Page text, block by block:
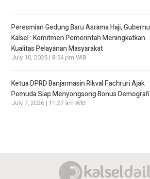
Peresmian Gedung Baru Asrama Haji,
Kalsel : Komitmen Pemerintah Meningkatkan
Kualitas Pelayanan Masyarakat
July 10, 2026 | 8:54 pm WIB
Ketua DPRD Banjarmasin Rikval Fachruri Ajak
Pemuda Siap Menyongsong Bonus Demografi
July 7, 2026 | 11:27 am WIB